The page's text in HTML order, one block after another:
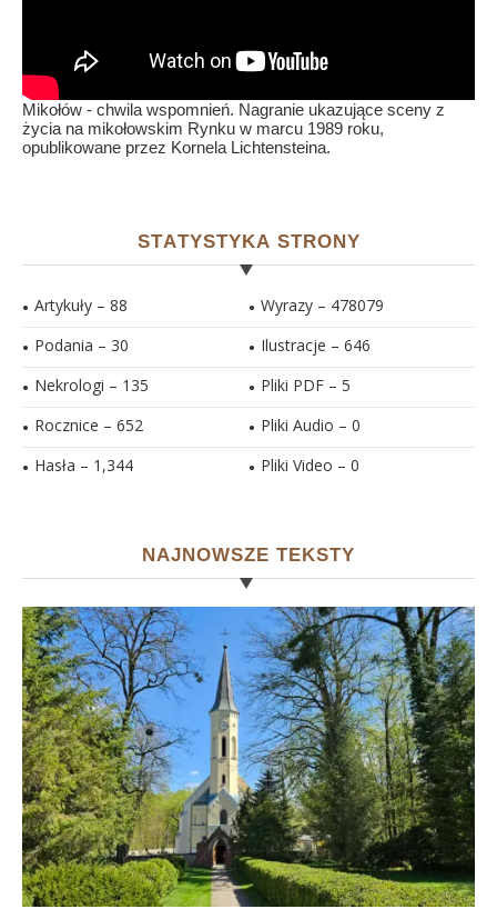
Mikołów - chwila wspomnień. Nagranie ukazujące sceny z
życia na mikołowskim Rynku w marcu 1989 roku,
opublikowane przez Kornela Lichtensteina.
STATYSTYKA STRONY
Artykuły – 88
Podania – 30
Nekrologi – 135
Rocznice – 652
Hasła – 1,344
Wyrazy – 478079
Ilustracje – 646
Pliki PDF – 5
Pliki Audio – 0
Pliki Video – 0
NAJNOWSZE TEKSTY